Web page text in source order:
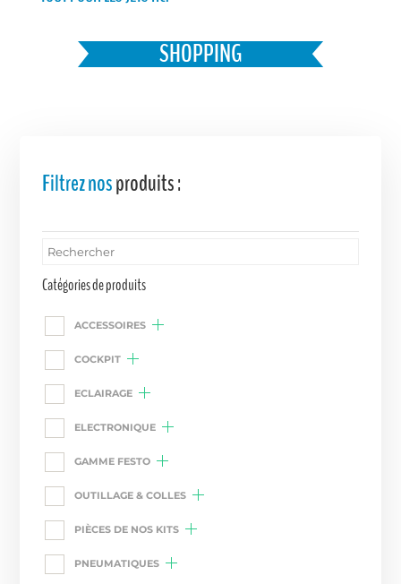
SHOPPING
Filtrez nosproduits :
Catégories de produits
ACCESSOIRES
COCKPIT
ECLAIRAGE
ELECTRONIQUE
GAMME FESTO
OUTILLAGE & COLLES
PIÈCES DE NOS KITS
PNEUMATIQUES